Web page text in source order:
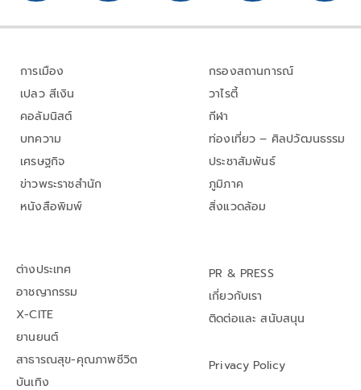
การเมือง
เปลว สีเงิน
คอลัมนิสต์
บทความ
เศรษฐกิจ
ข่าวพระราชสำนัก
หนังสือพิมพ์
กรองสถานการณ์
วาไรตี้
กีฬา
ท่องเที่ยว – ศิลปวัฒนธรรม
ประชาสัมพันธ์
ภูมิภาค
สิ่งแวดล้อม
ต่างประเทศ
อาชญากรรม
X-CITE
ยานยนต์
สาธารณสุข-คุณภาพชีวิต
บันเทิง
PR & PRESS
เกี่ยวกับเรา
ติดต่อและ สนับสนุน
Privacy Policy